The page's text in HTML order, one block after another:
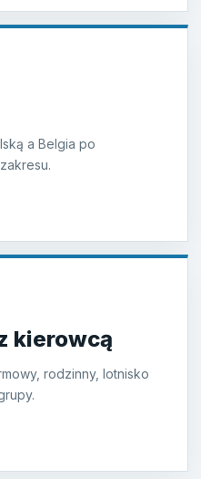
a Belgia po
kierowcą
rodzinny, lotnisko